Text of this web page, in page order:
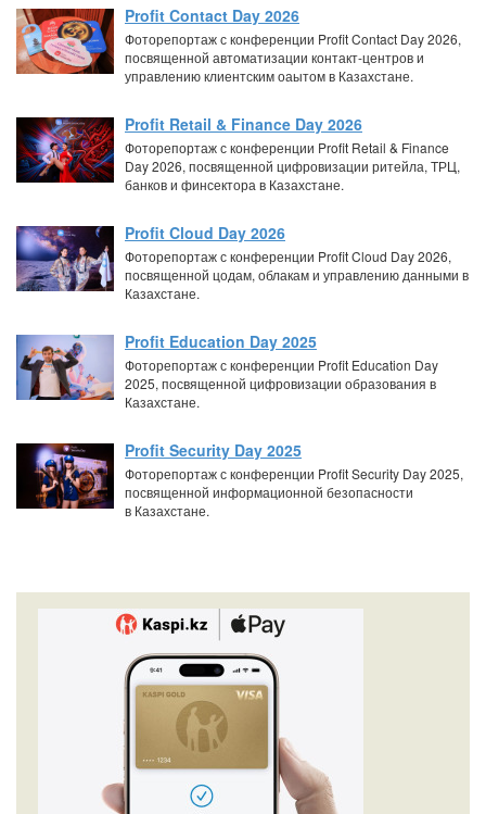
Profit Contact Day 2026
Фоторепортаж с конференции Profit Contact Day 2026,
посвященной автоматизации контакт-центров и
управлению клиентским оаытом в Казахстане.
Profit Retail & Finance Day 2026
Фоторепортаж с конференции Profit Retail & Finance
Day 2026, посвященной цифровизации ритейла, ТРЦ,
банков и финсектора в Казахстане.
Profit Cloud Day 2026
Фоторепортаж с конференции Profit Cloud Day 2026,
посвященной цодам, облакам и управлению данными в
Казахстане.
Profit Education Day 2025
Фоторепортаж с конференции Profit Education Day
2025, посвященной цифровизации образования в
Казахстане.
Profit Security Day 2025
Фоторепортаж с конференции Profit Security Day 2025,
посвященной информационной безопасности
в Казахстане.